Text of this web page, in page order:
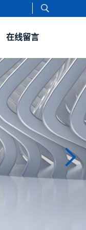
在线留言